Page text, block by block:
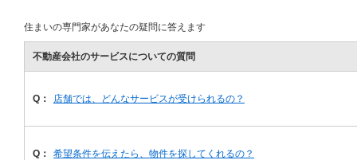
住まいの専門家があなたの疑問に答えます
不動産会社のサービスについての質問
Q： 店舗では、どんなサービスが受けられるの？
Q： 希望条件を伝えたら、物件を探してくれるの？